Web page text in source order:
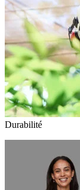
Durabilité